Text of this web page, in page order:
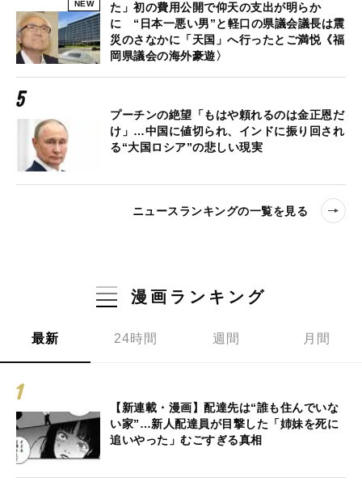
NEW
た」初の費用公開で仰天の支出が明らか
に “日本一悪い男”と軽口の県議会議長は震
災のさなかに「天国」へ行ったとご満悦《福
岡県議会の海外豪遊〉
プーチンの絶望「もはや頼れるのは金正恩だ
け」…中国に値切られ、インドに振り回され
る“大国ロシア”の悲しい現実
ニュースランキングの一覧を見る
漫画ランキング
最新 24時間 週間 月間
【新連載・漫画】配達先は“誰も住んでいな
い家”…新人配達員が目撃した「姉妹を死に
追いやった」むごすぎる真相